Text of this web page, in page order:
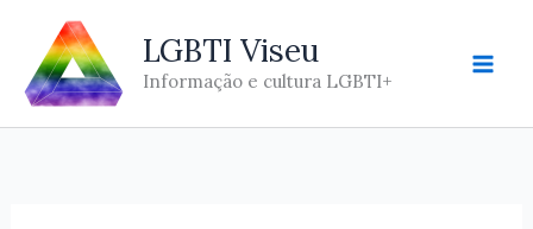
content
LGBTI Viseu
Informação e cultura LGBTI+